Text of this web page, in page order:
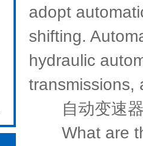
adopt
shifting.
hydraulic
transmissions,
自动变速器
What are